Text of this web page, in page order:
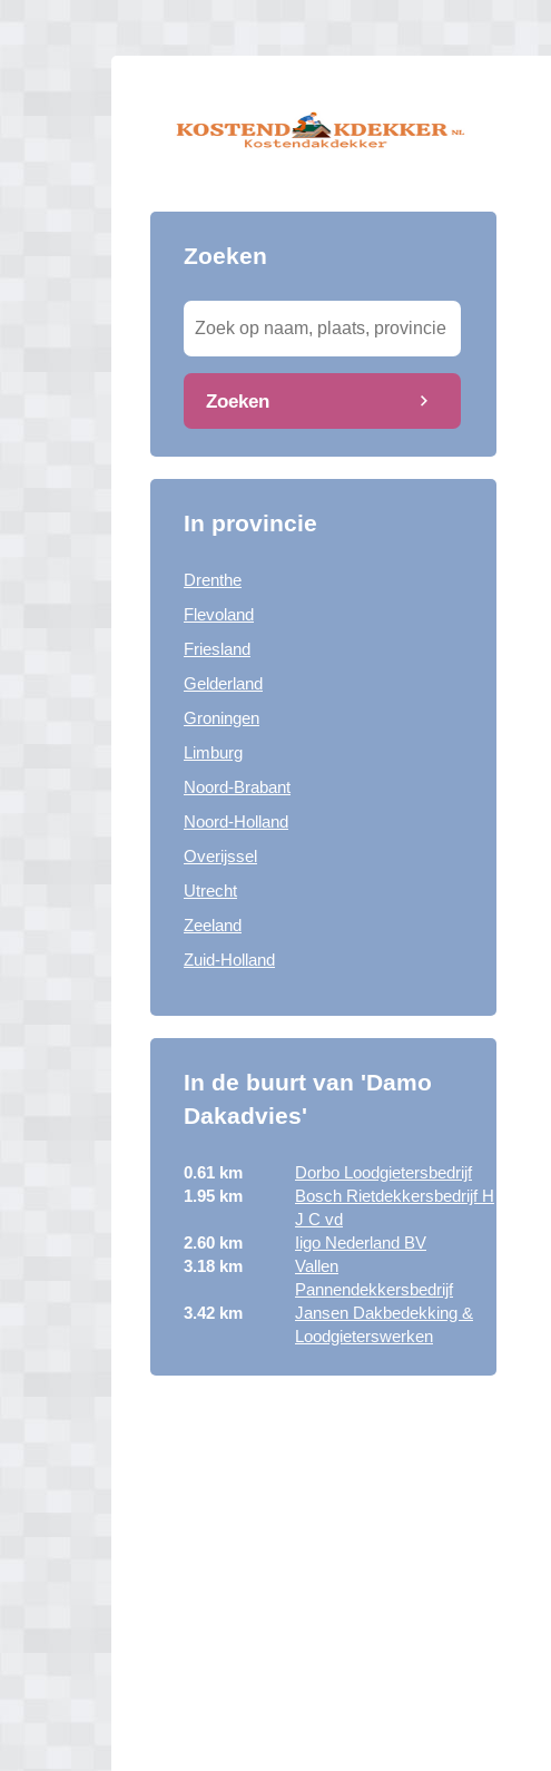
Zoeken
Zoeken
In provincie
Drenthe
Flevoland
Friesland
Gelderland
Groningen
Limburg
Noord-Brabant
Noord-Holland
Overijssel
Utrecht
Zeeland
Zuid-Holland
In de buurt van 'Damo
Dakadvies'
0.61 km
Dorbo Loodgietersbedrijf
1.95 km
Bosch Rietdekkersbedrijf H
J C vd
2.60 km
Iigo Nederland BV
3.18 km
Vallen
Pannendekkersbedrijf
3.42 km
Jansen Dakbedekking &
Loodgieterswerken